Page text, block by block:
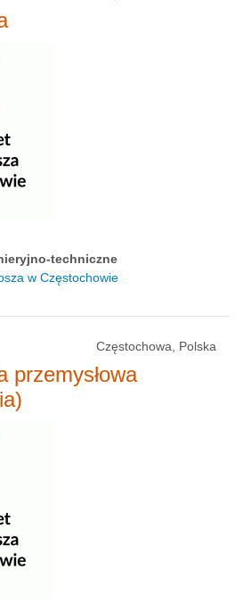
techniczne
w Częstochowie
Częstochowa, Polska
przemysłowa